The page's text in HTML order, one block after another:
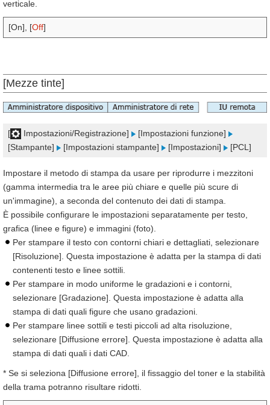
verticale.
[On], [Off]
[Mezze tinte]
[ Impostazioni/Registrazione]
[Impostazioni funzione]
[Stampante]
[Impostazioni stampante] [Impostazioni] [PCL]
Impostare il metodo di stampa da usare per riprodurre i mezzitoni
(gamma intermedia tra le aree più chiare e quelle più scure di
un'immagine), a seconda del contenuto dei dati di stampa.
È possibile configurare le impostazioni separatamente per testo,
grafica (linee e figure) e immagini (foto).
Per stampare il testo con contorni chiari e dettagliati, selezionare
[Risoluzione]. Questa impostazione è adatta per la stampa di dati
contenenti testo e linee sottili.
Per stampare in modo uniforme le gradazioni e i contorni,
selezionare [Gradazione]. Questa impostazione è adatta alla
stampa di dati quali figure che usano gradazioni.
Per stampare linee sottili e testi piccoli ad alta risoluzione,
selezionare [Diffusione errore]. Questa impostazione è adatta alla
stampa di dati quali i dati CAD.
* Se si seleziona [Diffusione errore], il fissaggio del toner e la stabilità
della trama potranno risultare ridotti.